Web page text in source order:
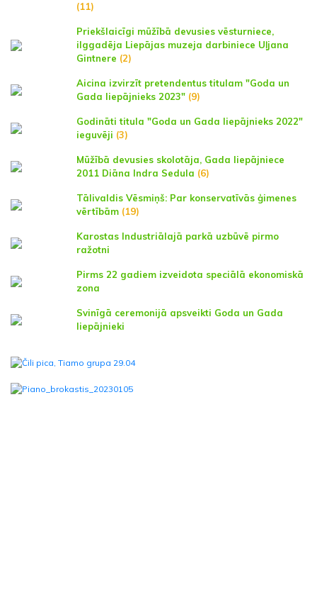
(11)
Priekšlaicīgi mūžībā devusies vēsturniece,
ilggadēja Liepājas muzeja darbiniece Uļjana
Gintnere (2)
Aicina izvirzīt pretendentus titulam "Goda un
Gada liepājnieks 2023" (9)
Godināti titula "Goda un Gada liepājnieks 2022"
ieguvēji (3)
Mūžībā devusies skolotāja, Gada liepājniece
2011 Diāna Indra Sedula (6)
Tālivaldis Vēsmiņš: Par konservatīvās ģimenes
vērtībām (19)
Karostas Industriālajā parkā uzbūvē pirmo
ražotni
Pirms 22 gadiem izveidota speciālā ekonomiskā
zona
Svinīgā ceremonijā apsveikti Goda un Gada
liepājnieki